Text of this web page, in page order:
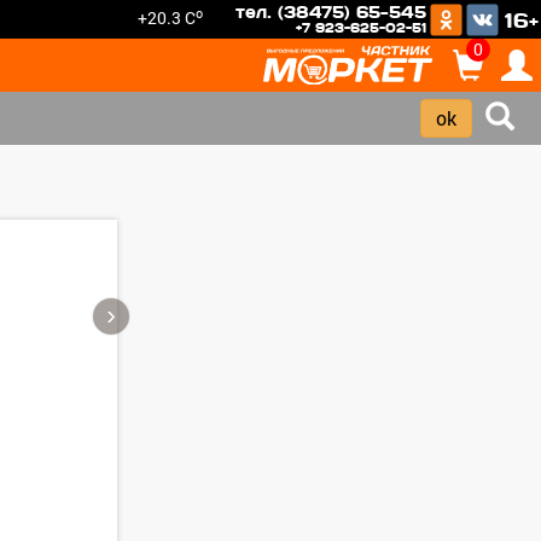
+20.3 Co тел. (38475) 65-545
+7 923-625-02-51 16+
0
›